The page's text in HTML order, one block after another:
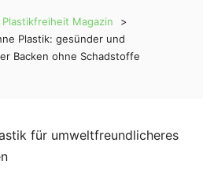
Magazin
Plastik: gesünder und
Backen ohne Schadstoffe